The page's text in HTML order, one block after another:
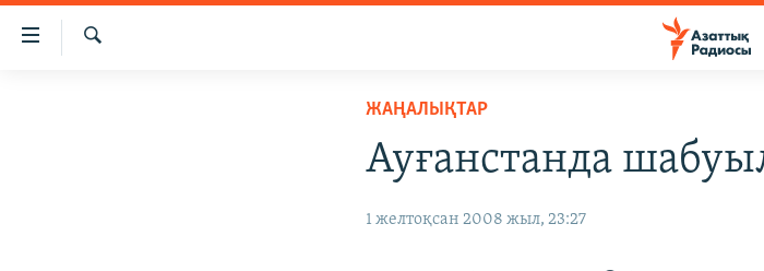
Accessibility
ЖАҢАЛЫҚТАР
Ауғанстанда
1 желтоқсан 2008 жыл, 23:27